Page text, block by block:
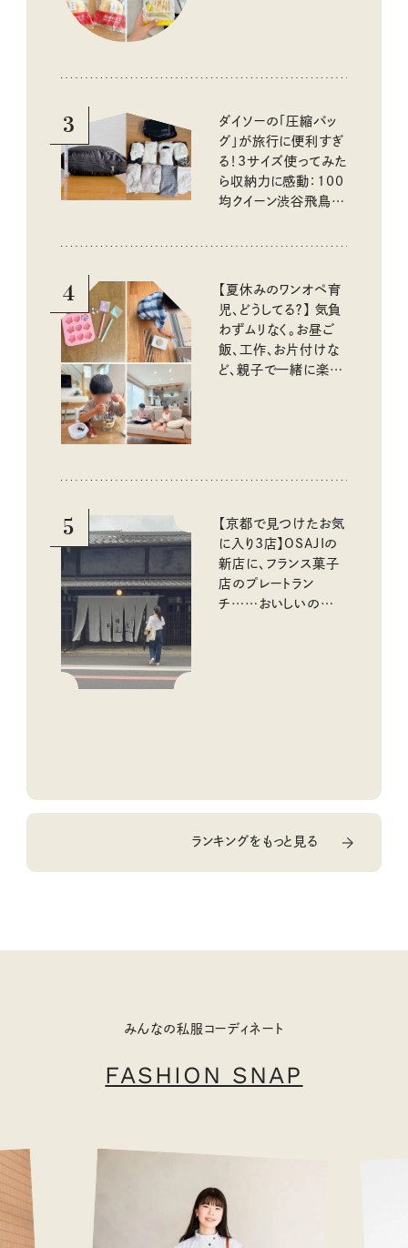
3
ダイソーの「圧縮バッ
グ」が旅行に便利すぎ
る！3サイズ使ってみた
ら収納力に感動：100
均クイーン渋谷飛鳥の
4
【夏休みのワンオペ育
児、どうしてる？】 気負
わずムリなく。お昼ご
飯、工作、お片付けな
ど、親子で一緒に楽し
5
【京都で見つけたお気
に入り3店】OSAJIの
新店に、フランス菓子
店のプレートラン
チ……おいしいのんび
ランキングをもっと見る
みんなの私服コーディネート
FASHION SNAP